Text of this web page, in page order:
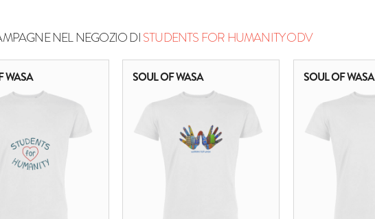
NEL NEGOZIO DISTUDENTS FOR HUMANITY ODV
WASA SOUL OF WASA SOUL OF WASA